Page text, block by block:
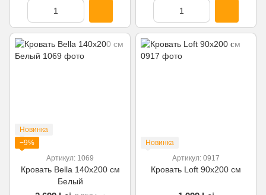
Новинка
−9%
Артикул: 1069
Кровать Bella 140x200 см
Белый
Новинка
Артикул: 0917
Кровать Loft 90x200 см